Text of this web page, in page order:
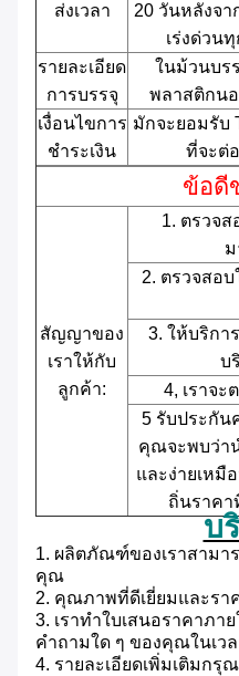
ส่งเวลา 20 วันหลังจา
เร่งด่วน
รายละเอียด
การบรรจุ
ในม้วนบร
พลาสติกน
เงื่อนไขการ
ชำระเงิน
มักจะยอมรับ
ที่จะต่
ข้อดี
สัญญาของ
เราให้กับ
ลูกค้า:
1. ตรวจ
2. ตรวจสอ
3. ให้บริกา
บ
4, เราจ
5 รับประกัน
คุณจะพบว่าน
และง่ายเห
ถิ่นราคา
บ
1. ผลิตภัณฑ์ของเราสามา
คุณ
2. คุณภาพที่ดีเยี่ยมและรา
3. เราทำใบเสนอราคาภา
คำถามใด ๆ ของคุณในเว
4. รายละเอียดเพิ่มเติมกรุ